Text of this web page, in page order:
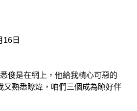
日
俊是在網上，他給我精心可惡的
又熟悉瞭煒，咱們三個成為瞭好伴